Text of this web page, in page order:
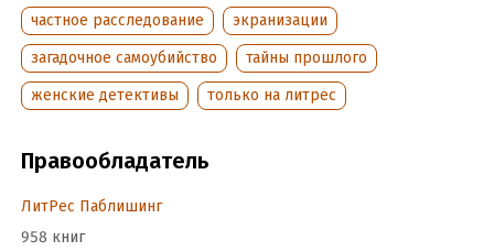
частное расследование
экранизации
загадочное самоубийство
тайны прошлого
женские детективы
только на литрес
Правообладатель
ЛитРес Паблишинг
958 книг